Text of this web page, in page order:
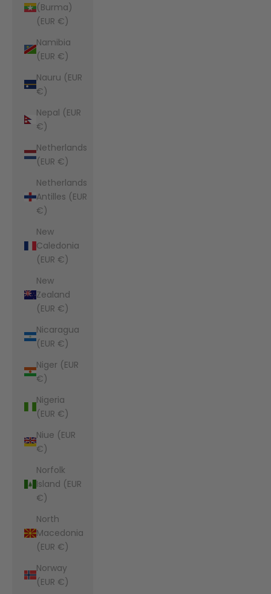
(Burma)
(EUR €)
Namibia
(EUR €)
Nauru (EUR
€)
Nepal (EUR
€)
Netherlands
(EUR €)
Netherlands
Antilles (EUR
€)
New
Caledonia
(EUR €)
New
Zealand
(EUR €)
Nicaragua
(EUR €)
Niger (EUR
€)
Nigeria
(EUR €)
Niue (EUR
€)
Norfolk
Island (EUR
€)
North
Macedonia
(EUR €)
Norway
(EUR €)